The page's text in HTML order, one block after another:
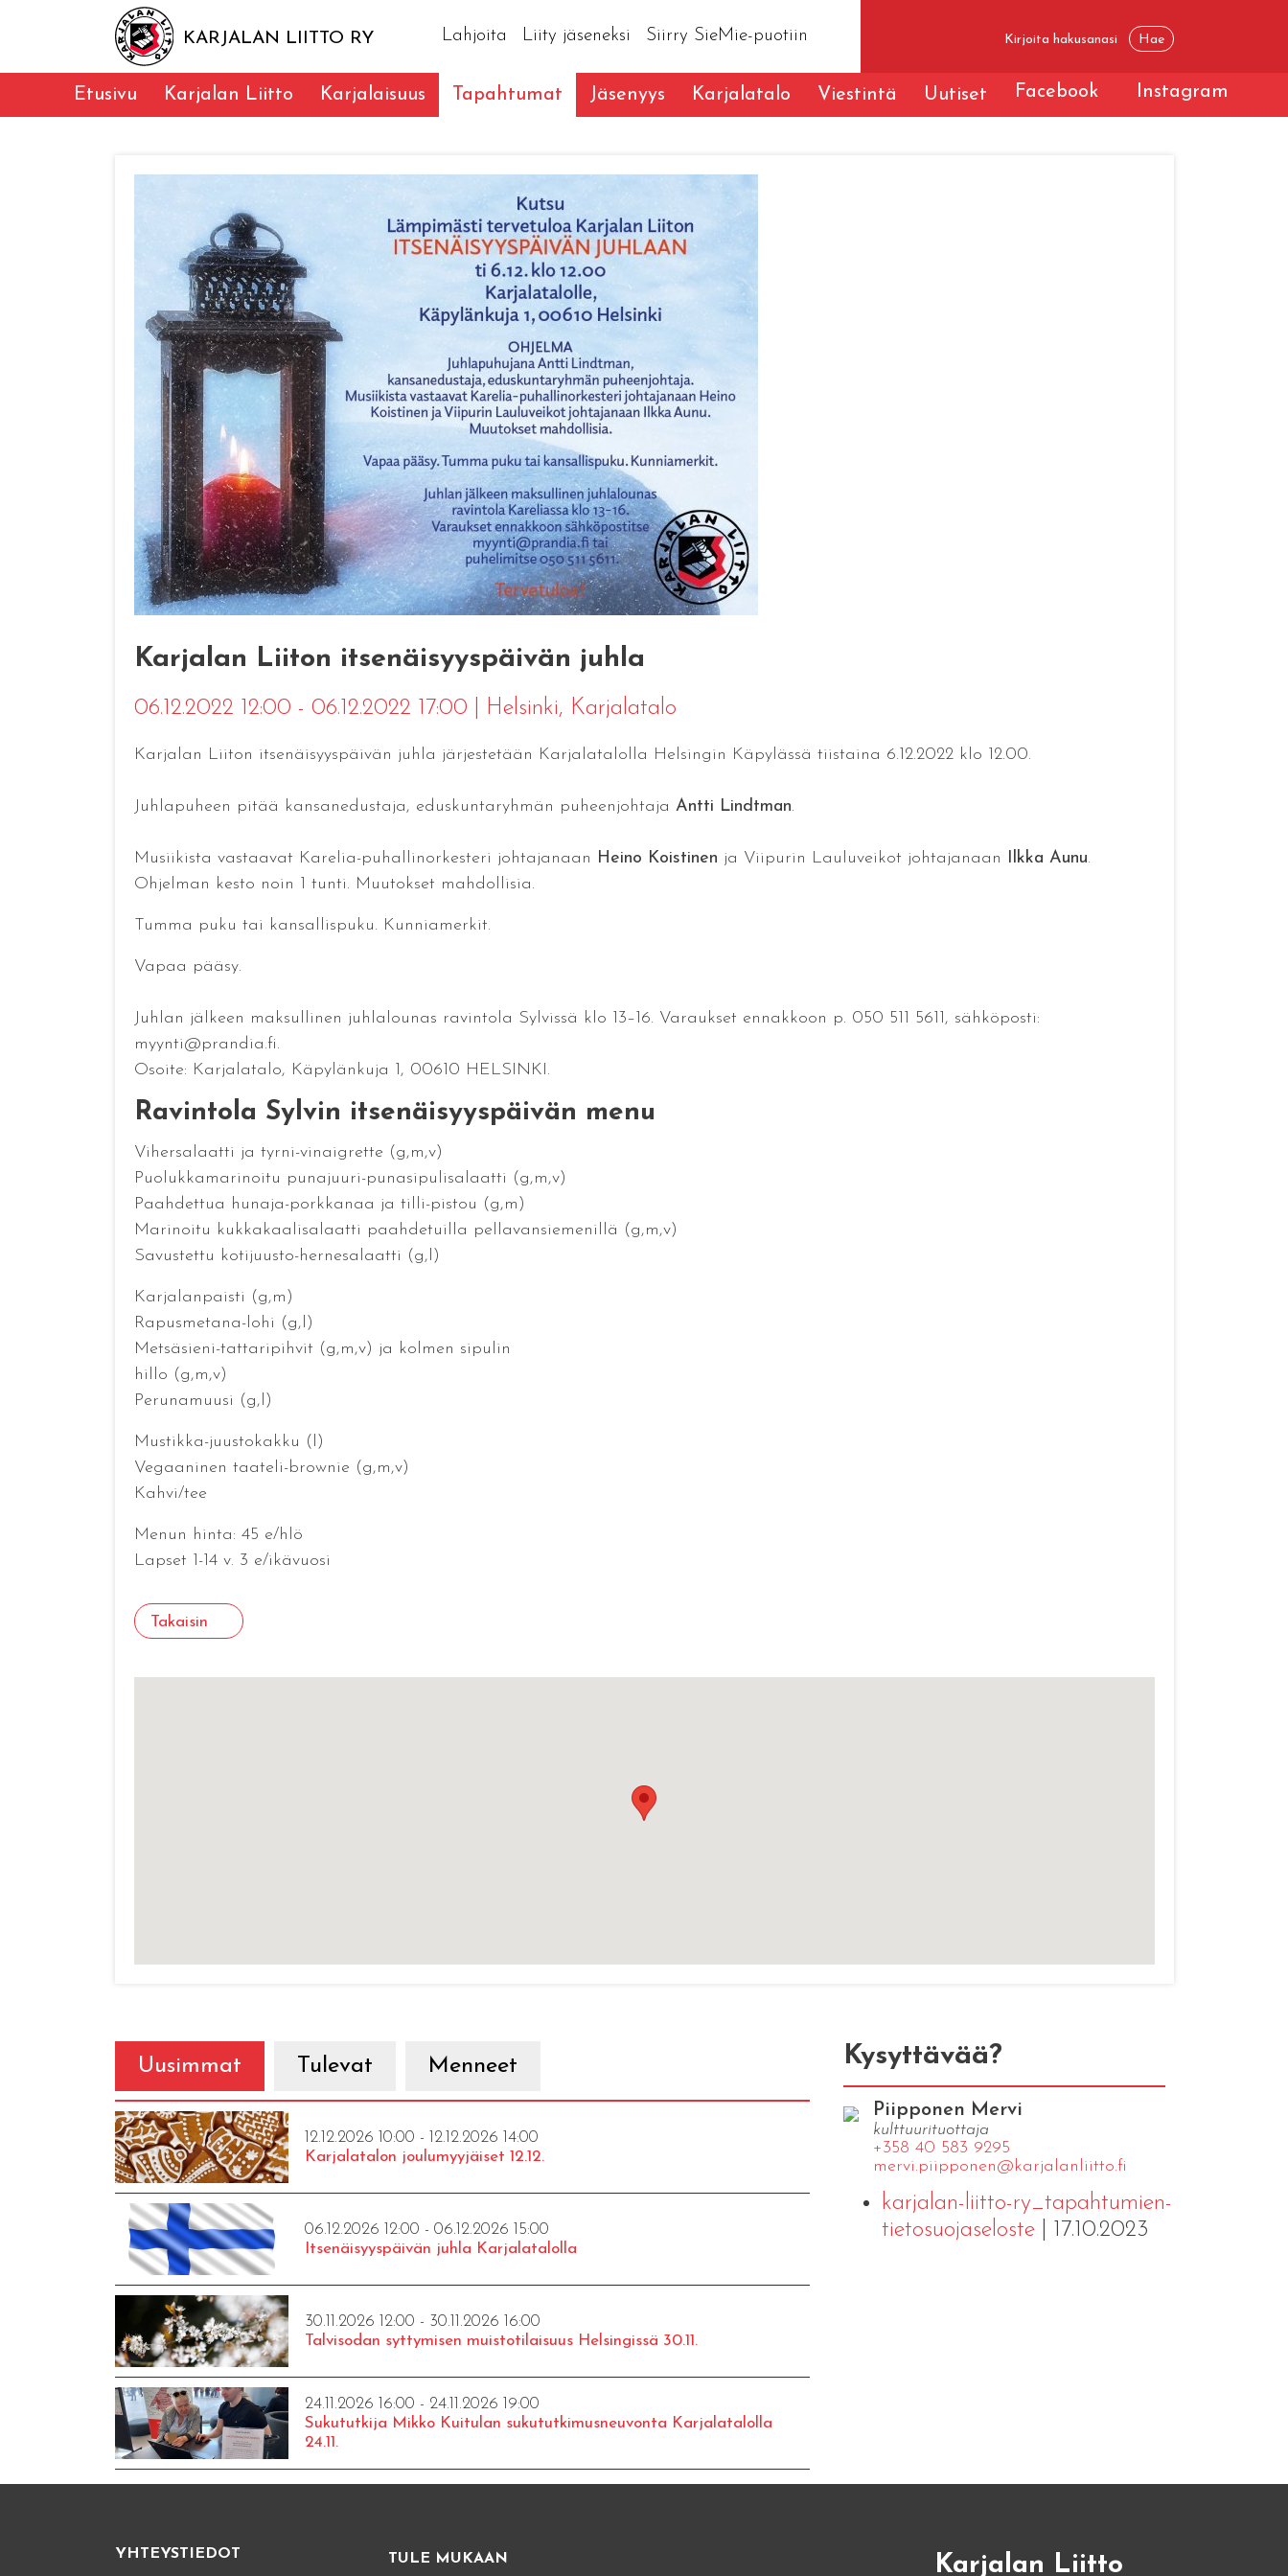
KARJALAN LIITTO RY Lahjoita Liity jäseneksi Siirry SieMie-puotiin
Etusivu Karjalan Liitto Karjalaisuus Tapahtumat Jäsenyys Karjalatalo Viestintä Uutiset Facebook Instagram
Karjalan Liiton itsenäisyyspäivän juhla
06.12.2022 12:00 - 06.12.2022 17:00 Helsinki, Karjalatalo
Karjalan Liiton itsenäisyyspäivän juhla järjestetään Karjalatalolla Helsingin Käpylässä tiistaina 6.12.2022 klo 12.00.
Juhlapuheen pitää kansanedustaja, eduskuntaryhmän puheenjohtaja Antti Lindtman.
Musiikista vastaavat Karelia-puhallinorkesteri johtajanaan Heino Koistinen ja Viipurin Lauluveikot johtajanaan Ilkka Aunu.
Ohjelman kesto noin 1 tunti. Muutokset mahdollisia.
Tumma puku tai kansallispuku. Kunniamerkit.
Vapaa pääsy.
Juhlan jälkeen maksullinen juhlalounas ravintola Sylvissä klo 13–16. Varaukset ennakkoon p. 050 511 5611, sähköposti:
myynti@prandia.fi.
Osoite: Karjalatalo, Käpylänkuja 1, 00610 HELSINKI.
Ravintola Sylvin itsenäisyyspäivän menu
Vihersalaatti ja tyrni-vinaigrette (g,m,v)
Puolukkamarinoitu punajuuri-punasipulisalaatti (g,m,v)
Paahdettua hunaja-porkkanaa ja tilli-pistou (g,m)
Marinoitu kukkakaalisalaatti paahdetuilla pellavansiemenillä (g,m,v)
Savustettu kotijuusto-hernesalaatti (g,l)
Karjalanpaisti (g,m)
Rapusmetana-lohi (g,l)
Metsäsieni-tattaripihvit (g,m,v) ja kolmen sipulin
hillo (g,m,v)
Perunamuusi (g,l)
Mustikka-juustokakku (l)
Vegaaninen taateli-brownie (g,m,v)
Kahvi/tee
Menun hinta: 45 e/hlö
Lapset 1-14 v. 3 e/ikävuosi
Takaisin
Uusimmat Tulevat Menneet
12.12.2026 10:00 - 12.12.2026 14:00
Karjalatalon joulumyyjäiset 12.12.
06.12.2026 12:00 - 06.12.2026 15:00
Itsenäisyyspäivän juhla Karjalatalolla
30.11.2026 12:00 - 30.11.2026 16:00
Talvisodan syttymisen muistotilaisuus Helsingissä 30.11.
24.11.2026 16:00 - 24.11.2026 19:00
Sukututkija Mikko Kuitulan sukututkimusneuvonta Karjalatalolla
24.11.
Kysyttävää?
Piipponen Mervi
kulttuurituottaja
+358 40 583 9295
mervi.​piipponen@​kar​jala​nlii​tto.​fi
karjalan-liitto-ry_tapahtumien-
tietosuojaseloste| 17.10.2023
YHTEYSTIEDOT TULE MUKAAN Karjalan Liitto